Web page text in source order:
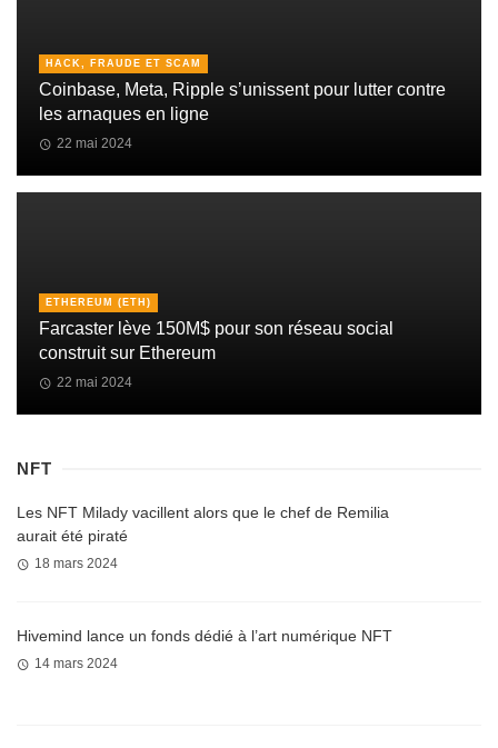
HACK, FRAUDE ET SCAM
Coinbase, Meta, Ripple s’unissent pour lutter contre
les arnaques en ligne
22 mai 2024
ETHEREUM (ETH)
Farcaster lève 150M$ pour son réseau social
construit sur Ethereum
22 mai 2024
NFT
Les NFT Milady vacillent alors que le chef de Remilia
aurait été piraté
18 mars 2024
Hivemind lance un fonds dédié à l’art numérique NFT
14 mars 2024